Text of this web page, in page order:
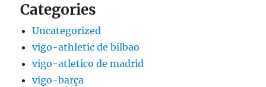
Categories
Uncategorized
vigo-athletic de bilbao
vigo-atletico de madrid
vigo-barça